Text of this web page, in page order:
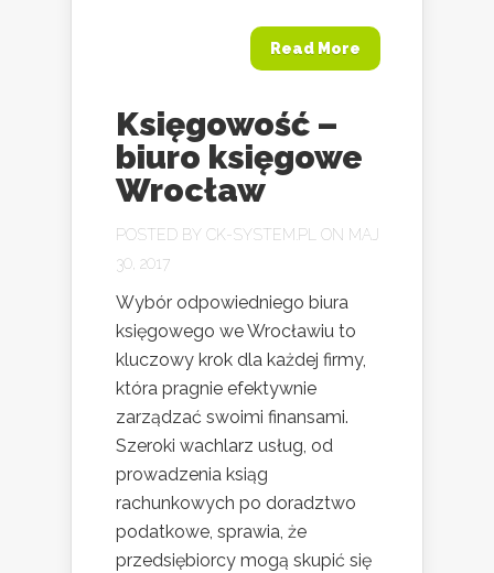
Read More
Księgowość –
biuro księgowe
Wrocław
POSTED BY CK-SYSTEM.PL ON MAJ
30, 2017
Wybór odpowiedniego biura
księgowego we Wrocławiu to
kluczowy krok dla każdej firmy,
która pragnie efektywnie
zarządzać swoimi finansami.
Szeroki wachlarz usług, od
prowadzenia ksiąg
rachunkowych po doradztwo
podatkowe, sprawia, że
przedsiębiorcy mogą skupić się